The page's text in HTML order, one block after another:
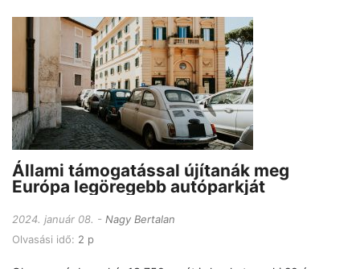
Állami támogatással újítanák meg
Európa legöregebb autóparkját
2024. január 08.
Nagy Bertalan
Olvasási idő: 2 p